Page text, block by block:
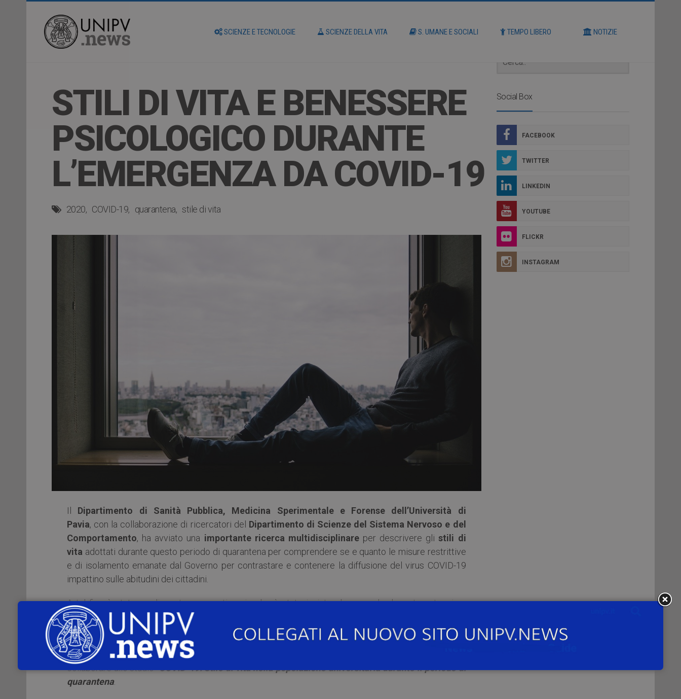
SCIENZE E TECNOLOGIE SCIENZE DELLA VITA S. UMANE E SOCIALI TEMPO LIBERO NOTIZIE
STILI DI VITA E BENESSERE
PSICOLOGICO DURANTE
L’EMERGENZA DA COVID-19
2020 COVID-19 quarantena stile di vita
Il Dipartimento di Sanità Pubblica, Medicina Sperimentale e Forense dell’Università di
Pavia, con la collaborazione di ricercatori del Dipartimento di Scienze del Sistema Nervoso e del
Comportamento, ha avviato una importante ricerca multidisciplinare per descrivere gli stili di
vita adottati durante questo periodo di quarantena per comprendere se e quanto le misure restrittive
e di isolamento emanate dal Governo per contrastare e contenere la diffusione del virus COVID-19
impattino sulle abitudini dei cittadini.
A tal fine è stato predisposto un questionario che è stato inviato al personale docente e tecnico-
amministrativo dell’Università di Pavia.
Si ritiene fondamentale il coinvolgimento anche dellapopolazione studentescache si è trovata a
vivere una esperienza difficile, molto spesso lontano da casa. Per questo si chiede agli studenti di
collaborare allo studio COVID-19: Stile di vita nella popolazione universitaria durante il periodo di
quarantena.
Social Box
FACEBOOK
TWITTER
LINKEDIN
YOUTUBE
FLICKR
INSTAGRAM